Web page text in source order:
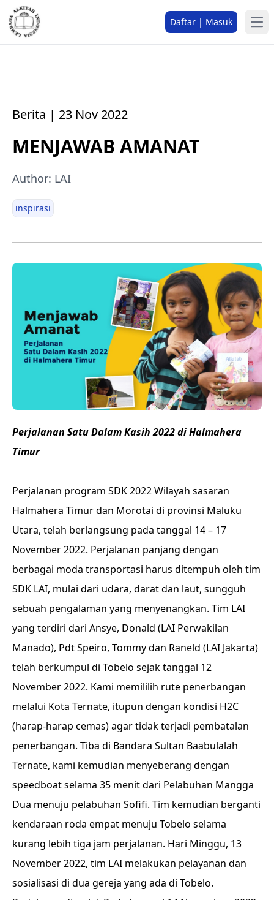
Daftar | Masuk
Berita | 23 Nov 2022
MENJAWAB AMANAT
Author: LAI
inspirasi
Perjalanan Satu Dalam Kasih 2022 di Halmahera
Timur
Perjalanan program SDK 2022 Wilayah sasaran
Halmahera Timur dan Morotai di provinsi Maluku
Utara, telah berlangsung pada tanggal 14 – 17
November 2022. Perjalanan panjang dengan
berbagai moda transportasi harus ditempuh oleh tim
SDK LAI, mulai dari udara, darat dan laut, sungguh
sebuah pengalaman yang menyenangkan. Tim LAI
yang terdiri dari Ansye, Donald (LAI Perwakilan
Manado), Pdt Speiro, Tommy dan Raneld (LAI Jakarta)
telah berkumpul di Tobelo sejak tanggal 12
November 2022. Kami memililih rute penerbangan
melalui Kota Ternate, itupun dengan kondisi H2C
(harap-harap cemas) agar tidak terjadi pembatalan
penerbangan. Tiba di Bandara Sultan Baabulalah
Ternate, kami kemudian menyeberang dengan
speedboat selama 35 menit dari Pelabuhan Mangga
Dua menuju pelabuhan Sofifi. Tim kemudian berganti
kendaraan roda empat menuju Tobelo selama
kurang lebih tiga jam perjalanan. Hari Minggu, 13
November 2022, tim LAI melakukan pelayanan dan
sosialisasi di dua gereja yang ada di Tobelo.